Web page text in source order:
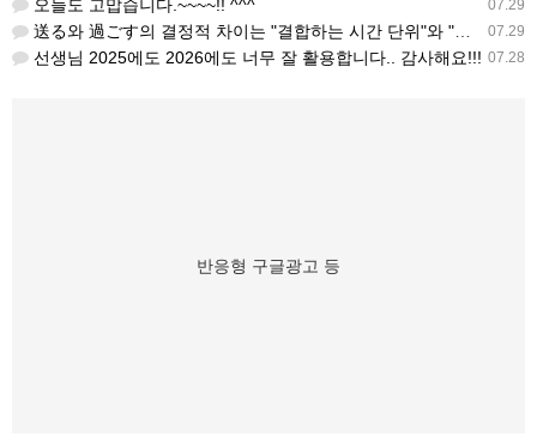
07.29
오늘도 고맙습니다.~~~~!! ^^^
07.29
送る와 過ごす의 결정적 차이는 "결합하는 시간 단위"와 "묘사 대상"입니다. 過ごす 하루, 오후, 주말, 휴…
07.28
선생님 2025에도 2026에도 너무 잘 활용합니다.. 감사해요!!!
반응형 구글광고 등